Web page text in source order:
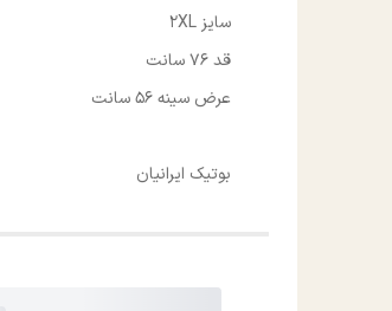
سایز 2XL
قد 76 سانت
عرض سینه 56 سانت
بوتیک ایرانیان